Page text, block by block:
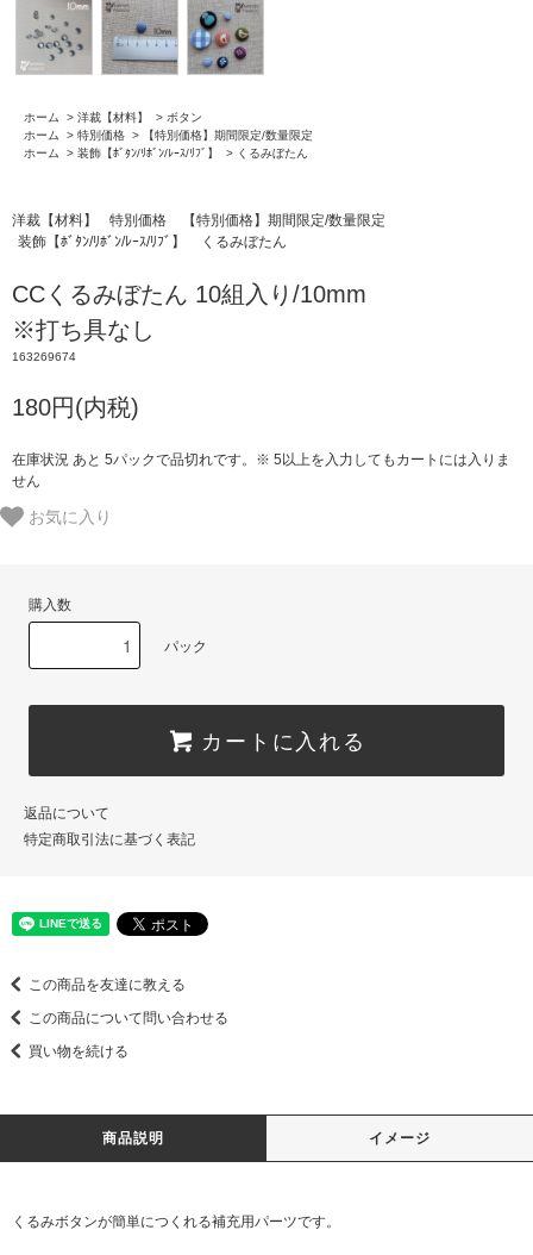
ホーム > 洋裁【材料】 > ボタン
ホーム
> 特別価格 >
【特別価格】期間限定/数量限定
ホーム
> 装飾【ﾎﾞﾀﾝ/ﾘﾎﾞﾝ/ﾚｰｽ/ﾘﾌﾞ】 > くるみぼたん
洋裁【材料】 特別価格
【特別価格】期間限定/数量限定
装飾【ﾎﾞﾀﾝ/ﾘﾎﾞﾝ/ﾚｰｽ/ﾘﾌﾞ】
くるみぼたん
CCくるみぼたん 10組入り/10mm
※打ち具なし
163269674
180円(内税)
在庫状況 あと 5パックで品切れです。※ 5以上を入力してもカートには入りま
せん
お気に入り
購入数
パック
カートに入れる
返品について
特定商取引法に基づく表記
この商品を友達に教える
この商品について問い合わせる
買い物を続ける
商品説明 イメージ
くるみボタンが簡単につくれる補充用パーツです。